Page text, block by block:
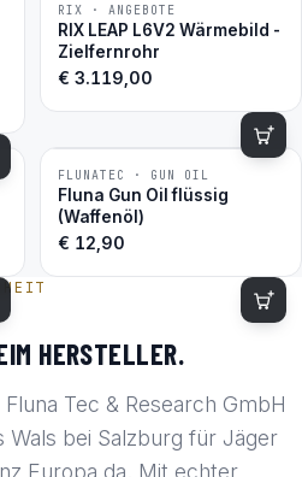
RIX · ANGEBOTE
RIX LEAP L6V2 Wärmebild -
Zielfernrohr
€ 3.119,00
BESTSELLER
FLUNATEC · GUN OIL
Fluna Gun Oil flüssig
(Waffenöl)
€ 12,90
HERSTELLER.
Tec & Research GmbH
Wals bei Salzburg für Jäger